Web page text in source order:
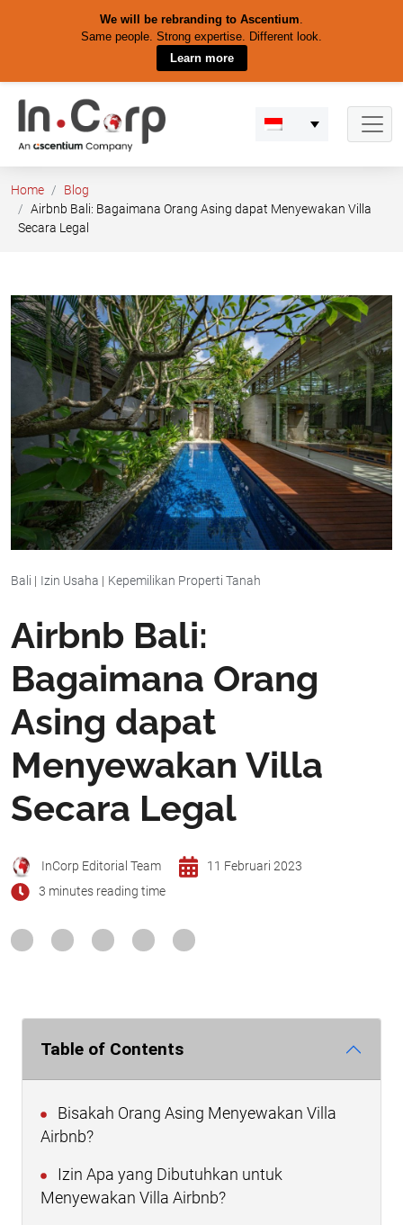
We will be rebranding to Ascentium.
Same people. Strong expertise. Different look.
Learn more
content
Home
Blog
Airbnb Bali: Bagaimana Orang Asing dapat Menyewakan Villa
Secara Legal
Bali | Izin Usaha | Kepemilikan Properti Tanah
Airbnb Bali:
Bagaimana Orang
Asing dapat
Menyewakan Villa
Secara Legal
InCorp Editorial Team
11 Februari 2023
3 minutes reading time
Table of Contents
Bisakah Orang Asing Menyewakan Villa
Airbnb?
Izin Apa yang Dibutuhkan untuk
Menyewakan Villa Airbnb?